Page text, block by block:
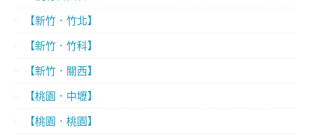
【新竹．竹北】
【新竹．竹科】
【新竹．關西】
【桃園．中壢】
【桃園．桃園】